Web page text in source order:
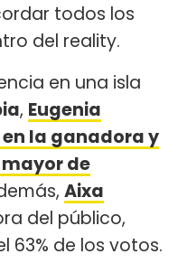
todos los
del reality.
en una isla
, Eugenia
la ganadora y
de
Aixa
del público,
63% de los votos.